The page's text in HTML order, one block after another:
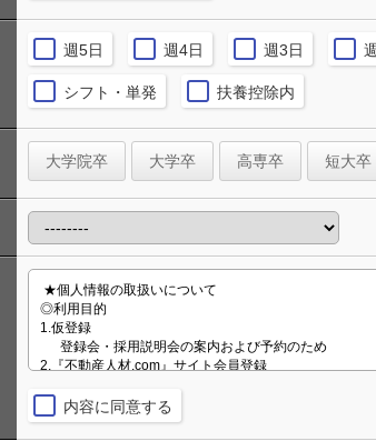
週5日 週4日 週3日
シフト・単発 扶養控除内
大学院卒 大学卒 高専卒 短大卒
内容に同意する